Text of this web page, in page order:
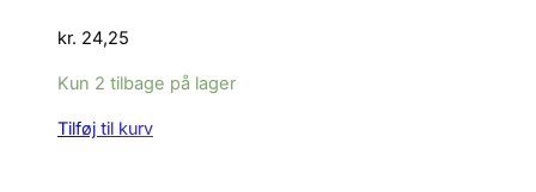
kr. 24,25
Kun 2 tilbage på lager
Tilføj til kurv